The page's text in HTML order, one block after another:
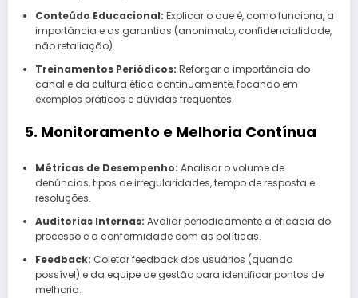
Conteúdo Educacional: Explicar o que é, como funciona, a
importância e as garantias (anonimato, confidencialidade,
não retaliação).
Treinamentos Periódicos: Reforçar a importância do
canal e da cultura ética continuamente, focando em
exemplos práticos e dúvidas frequentes.
5. Monitoramento e Melhoria Contínua
Métricas de Desempenho: Analisar o volume de
denúncias, tipos de irregularidades, tempo de resposta e
resoluções.
Auditorias Internas: Avaliar periodicamente a eficácia do
processo e a conformidade com as políticas.
Feedback: Coletar feedback dos usuários (quando
possível) e da equipe de gestão para identificar pontos de
melhoria.